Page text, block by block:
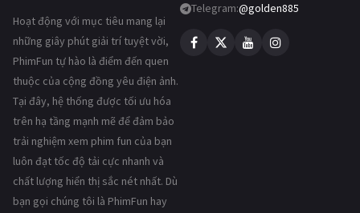
Hoạt động với mục tiêu mang lại
những giây phút giải trí tuyệt vời,
PhimFun tự hào là điểm đến quen
thuộc của cộng đồng yêu điện ảnh.
Tại đây, hệ thống được tối ưu hóa
trên hạ tầng mạnh mẽ để đảm bảo
trải nghiệm xem phim fun của bạn
luôn đạt tốc độ tải cực nhanh và
chất lượng hiển thị sắc nét nhất. Dù
bạn gọi chúng tôi là PhimFun hay
Telegram:@golden885